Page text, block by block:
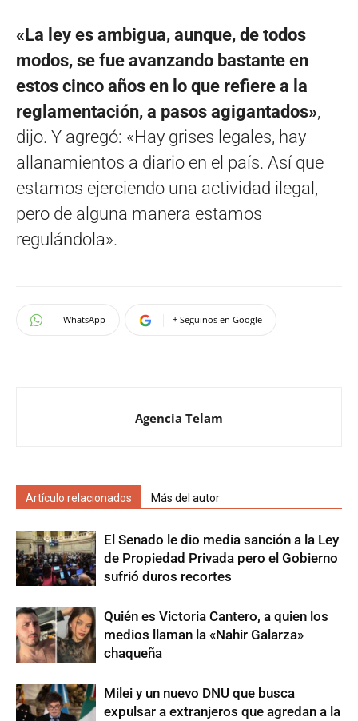
«La ley es ambigua, aunque, de todos
modos, se fue avanzando bastante en
estos cinco años en lo que refiere a la
reglamentación, a pasos agigantados»,
dijo. Y agregó: «Hay grises legales, hay
allanamientos a diario en el país. Así que
estamos ejerciendo una actividad ilegal,
pero de alguna manera estamos
regulándola».
WhatsApp + Seguinos en Google
Agencia Telam
Artículo relacionados Más del autor
El Senado le dio media sanción a la Ley
de Propiedad Privada pero el Gobierno
sufrió duros recortes
Quién es Victoria Cantero, a quien los
medios llaman la «Nahir Galarza»
chaqueña
Milei y un nuevo DNU que busca
expulsar a extranjeros que agredan a la